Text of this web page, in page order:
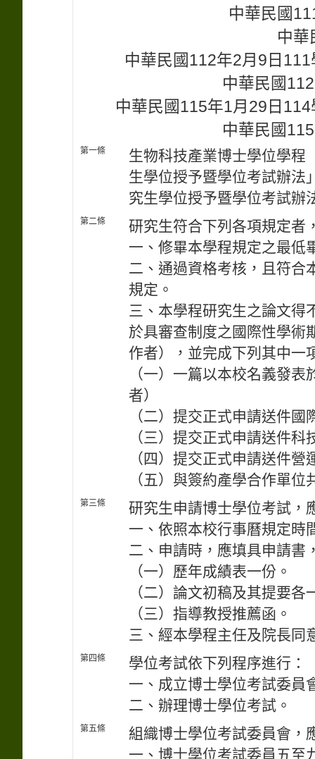
中華民國
中華
中華民國112年2月9日
中華民國
中華民國115年1月29日
中華民國
第一條
生物科技產業博士學位學程
生學位授予暨學位考試辦法
究生學位授予暨學位考試辦
第二條
研究生符合下列各項規定者
一、修畢本學程規定之最低
二、通過資格考核，且符合
規定。
三、本學程研究生之論文得
於具審查制度之國際性學術
作者），並完成下列其中一
（一）一篇以本校名義發
者）
（二）提交正式申請送件
（三）提交正式申請送件
（四）提交正式申請送件
（五）與簽約產學合作單
第三條
研究生申請博士學位考試，
一、依照本校行事曆規定時
二、申請時，應填具申請書
（一）歷年成績表一份。
（二）論文初稿及其提要各
（三）指導教授推薦函。
三、經本學程主任及院長同
第四條
學位考試依下列程序進行：
一、成立博士學位考試委員
二、辦理博士學位考試。
第五條
組織博士學位考試委員會，
一、博士學位考試委員五至